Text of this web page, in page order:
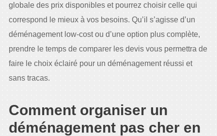
globale des prix disponibles et pourrez choisir celle qui
correspond le mieux à vos besoins. Qu’il s’agisse d’un
déménagement low-cost ou d’une option plus complète,
prendre le temps de comparer les devis vous permettra de
faire le choix éclairé pour un déménagement réussi et
sans tracas.
Comment organiser un
déménagement pas cher en